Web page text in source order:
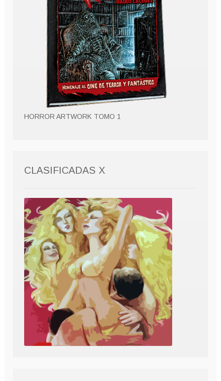
HORROR ARTWORK TOMO 1
CLASIFICADAS X